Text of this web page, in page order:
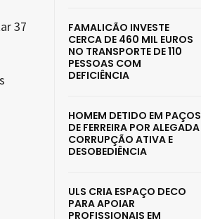
37
FAMALICÃO INVESTE
CERCA DE 460 MIL EUROS
NO TRANSPORTE DE 110
PESSOAS COM
DEFICIÊNCIA
HOMEM DETIDO EM PAÇOS
DE FERREIRA POR ALEGADA
CORRUPÇÃO ATIVA E
DESOBEDIÊNCIA
ULS CRIA ESPAÇO DECO
PARA APOIAR
PROFISSIONAIS EM